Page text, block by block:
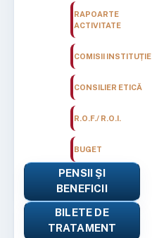
RAPOARTE
ACTIVITATE
COMISII INSTITUȚIE
CONSILIER ETICĂ
R.O.F./ R.O.I.
BUGET
PENSII ŞI
BENEFICII
BILETE DE
TRATAMENT